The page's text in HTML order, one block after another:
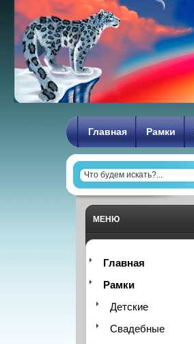
Главная Рамки
МЕНЮ
Главная
Рамки
Детские
Свадебные